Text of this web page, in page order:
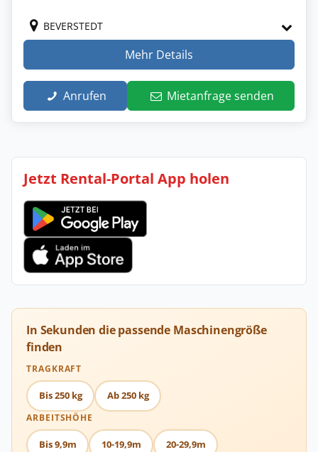
BEVERSTEDT
Mehr Details
Anrufen Mietanfrage senden
Jetzt Rental-Portal App holen
In Sekunden die passende Maschinengröße
finden
TRAGKRAFT
Bis 250 kg Ab 250 kg
ARBEITSHÖHE
Bis 9,9m 10-19,9m 20-29,9m